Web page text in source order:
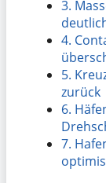
3.
4.
5.
zurück
6.
7.